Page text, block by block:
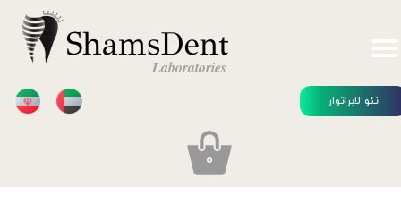
نئو لابراتوار
ShamsDent
Laboratories
۰